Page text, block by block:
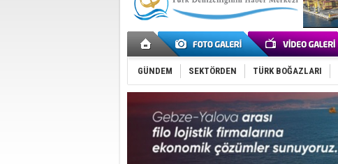
GÜNDEM SEKTÖRDEN TÜRK BOĞAZLARI